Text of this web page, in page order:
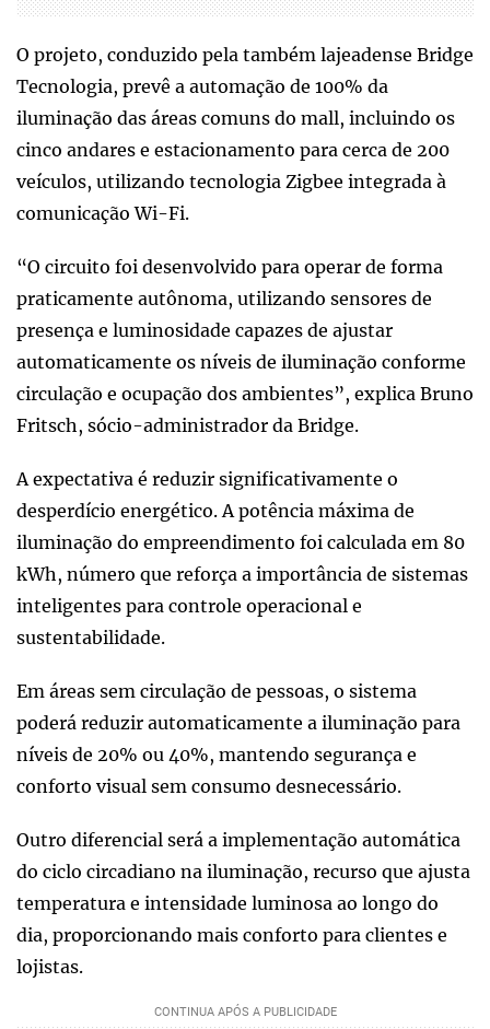
O projeto, conduzido pela também lajeadense Bridge
Tecnologia, prevê a automação de 100% da
iluminação das áreas comuns do mall, incluindo os
cinco andares e estacionamento para cerca de 200
veículos, utilizando tecnologia Zigbee integrada à
comunicação Wi-Fi.
“O circuito foi desenvolvido para operar de forma
praticamente autônoma, utilizando sensores de
presença e luminosidade capazes de ajustar
automaticamente os níveis de iluminação conforme
circulação e ocupação dos ambientes”, explica Bruno
Fritsch, sócio-administrador da Bridge.
A expectativa é reduzir significativamente o
desperdício energético. A potência máxima de
iluminação do empreendimento foi calculada em 80
kWh, número que reforça a importância de sistemas
inteligentes para controle operacional e
sustentabilidade.
Em áreas sem circulação de pessoas, o sistema
poderá reduzir automaticamente a iluminação para
níveis de 20% ou 40%, mantendo segurança e
conforto visual sem consumo desnecessário.
Outro diferencial será a implementação automática
do ciclo circadiano na iluminação, recurso que ajusta
temperatura e intensidade luminosa ao longo do
dia, proporcionando mais conforto para clientes e
lojistas.